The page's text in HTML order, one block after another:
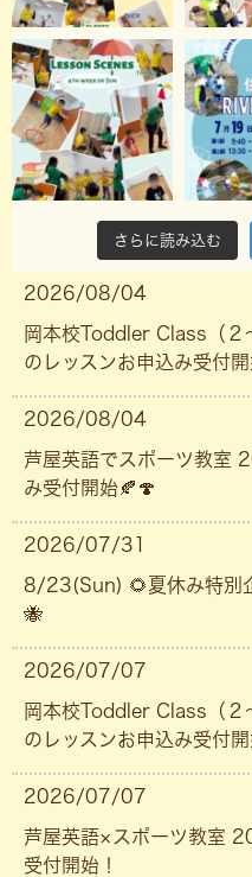
さらに読み込む
2026/08/04
岡本校Toddler Class（
のレッスンお申込み受付
2026/08/04
芦屋英語でスポーツ教室
み受付開始🍂🍄
2026/07/31
8/23(Sun) 🌻夏休み特別
🐝
2026/07/07
岡本校Toddler Class（
のレッスンお申込み受付
2026/07/07
芦屋英語×スポーツ教室
受付開始！